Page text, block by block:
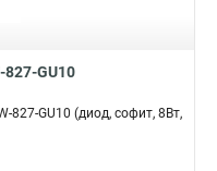
827-GU10
827-GU10 (диод, софит, 8Вт,